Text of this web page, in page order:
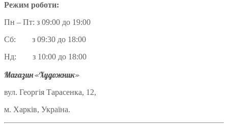
Режим роботи:
Пн – Пт: з 09:00 до 19:00
Сб: з 09:30 до 18:00
Нд: з 10:00 до 18:00
Магазин «Художник»
вул. Георгія Тарасенка, 12,
м. Харків, Україна.